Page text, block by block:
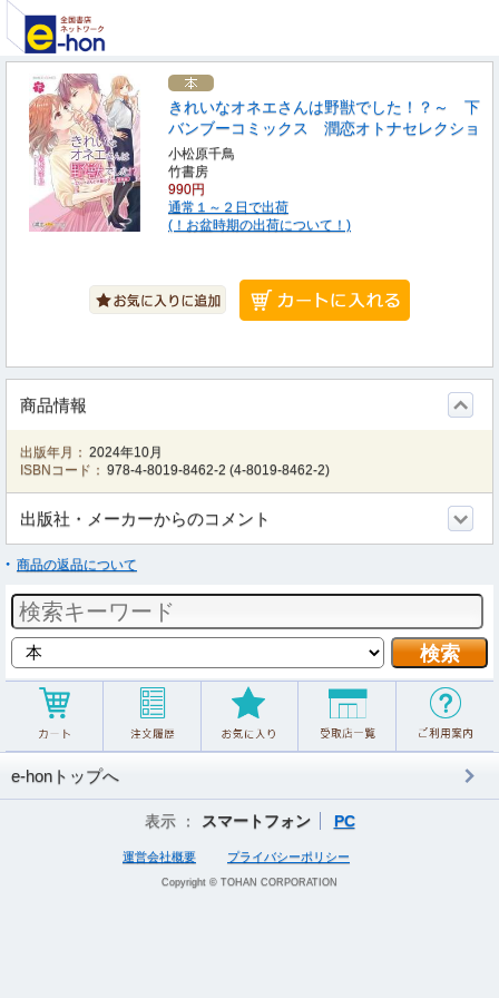
きれいなオネエさんは野獣でした！？～ 下
バンブーコミックス 潤恋オトナセレクショ
小松原千鳥
竹書房
990円
通常１～２日で出荷
(！お盆時期の出荷について！)
商品情報
出版年月： 2024年10月
ISBNコード： 978-4-8019-8462-2 (4-8019-8462-2)
出版社・メーカーからのコメント
商品の返品について
e-honトップへ
表示 ： スマートフォン PC
運営会社概要 プライバシーポリシー
Copyright © TOHAN CORPORATION